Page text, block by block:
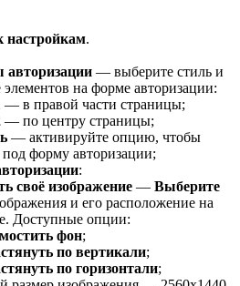
настройкам.
— выберите стиль и
на форме авторизации:
— в правой части страницы;
— по центру страницы;
— активируйте опцию, чтобы
под форму авторизации;
:
своё изображение — Выберите
и его расположение на
Доступные опции:
фон;
по вертикали;
по горизонтали;